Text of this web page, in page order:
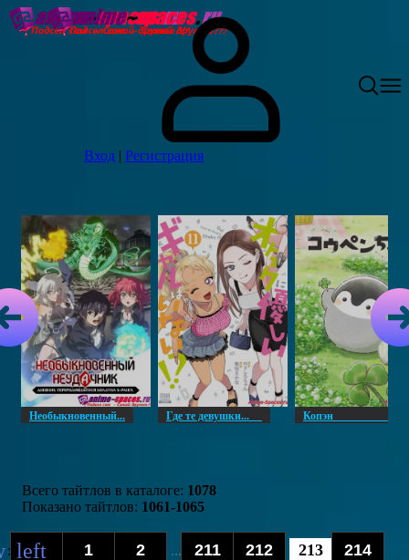
Вход | Регистрация
Необыкновенный... Где те девушки... Копэн
Всего тайтлов в каталоге: 1078
Показано тайтлов: 1061-1065
: 1 2 ... 211 212 213 214